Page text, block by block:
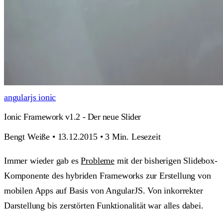
angularjsionic
Ionic Framework v1.2 - Der neue Slider
Bengt Weiße • 13.12.2015 • 3 Min. Lesezeit
Immer wieder gab esProblememit der bisherigen Slidebox-
Komponente des hybriden Frameworks zur Erstellung von
mobilen Apps auf Basis von AngularJS. Von inkorrekter
Darstellung bis zerstörten Funktionalität war alles dabei.